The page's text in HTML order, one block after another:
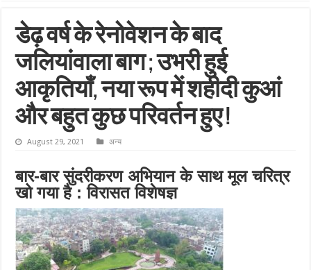
डेढ़ वर्ष के रेनोवेशन के बाद
जलियांवाला बाग ; उभरी हुई
आकृतियाँ, नया रूप में शहीदी कुआं
और बहुत कुछ परिवर्तन हुए !
August 29, 2021 अन्य
बार-बार सुंदरीकरण अभियान के साथ मूल चरित्र
खो गया है : विरासत विशेषज्ञ